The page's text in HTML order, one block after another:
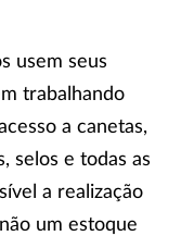
usem seus
trabalhando
a canetas,
selos e todas as
a realização
um estoque